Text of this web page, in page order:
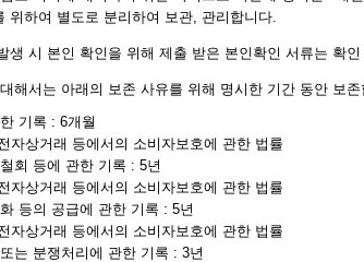
위하여 별도로 분리하여 보관, 관리합니다.
생 시 본인 확인을 위해 제출 받은 본인확인 서류는 확
해서는 아래의 보존 사유를 위해 명시한 기간 동안 보존
기록 : 6개월
자상거래 등에서의 소비자보호에 관한 법률
회 등에 관한 기록 : 5년
자상거래 등에서의 소비자보호에 관한 법률
등의 공급에 관한 기록 : 5년
자상거래 등에서의 소비자보호에 관한 법률
는 분쟁처리에 관한 기록 : 3년